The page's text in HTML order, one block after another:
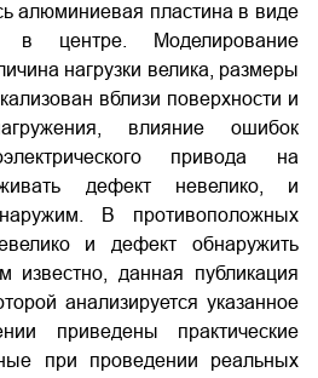
алюминиевая пластина в виде
в центре. Моделирование
нагрузки велика, размеры
вблизи поверхности и
влияние ошибок
привода на
дефект невелико, и
В противоположных
и дефект обнаружить
известно, данная публикация
анализируется указанное
приведены практические
при проведении реальных